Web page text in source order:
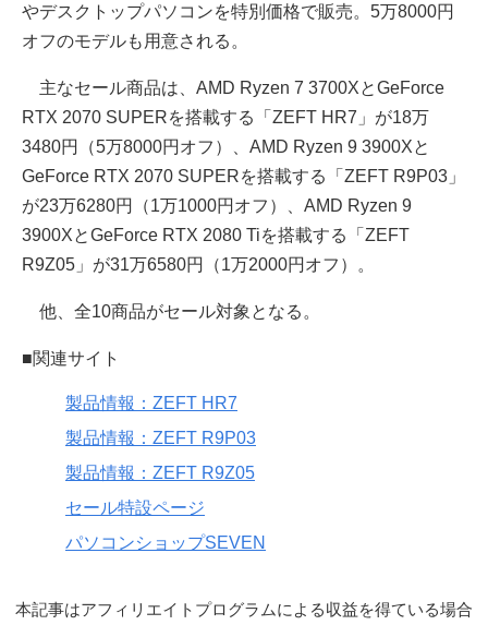
やデスクトップパソコンを特別価格で販売。5万8000円
オフのモデルも用意される。
主なセール商品は、AMD Ryzen 7 3700XとGeForce
RTX 2070 SUPERを搭載する「ZEFT HR7」が18万
3480円（5万8000円オフ）、AMD Ryzen 9 3900Xと
GeForce RTX 2070 SUPERを搭載する「ZEFT R9P03」
が23万6280円（1万1000円オフ）、AMD Ryzen 9
3900XとGeForce RTX 2080 Tiを搭載する「ZEFT
R9Z05」が31万6580円（1万2000円オフ）。
他、全10商品がセール対象となる。
■関連サイト
製品情報：ZEFT HR7
製品情報：ZEFT R9P03
製品情報：ZEFT R9Z05
セール特設ページ
パソコンショップSEVEN
本記事はアフィリエイトプログラムによる収益を得ている場合